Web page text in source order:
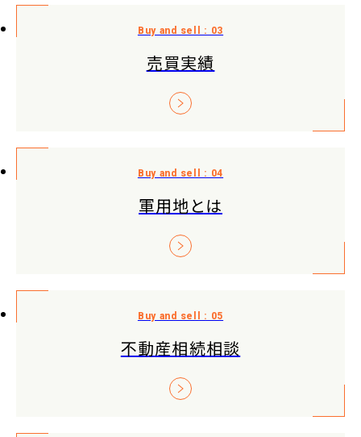
売買実績
軍用地とは
不動産相続相談